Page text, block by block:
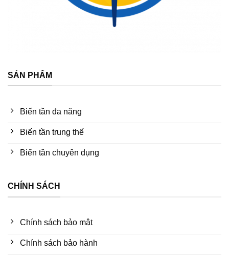
SẢN PHẨM
Biến tần đa năng
Biến tần trung thế
Biến tần chuyên dụng
CHÍNH SÁCH
Chính sách bảo mật
Chính sách bảo hành